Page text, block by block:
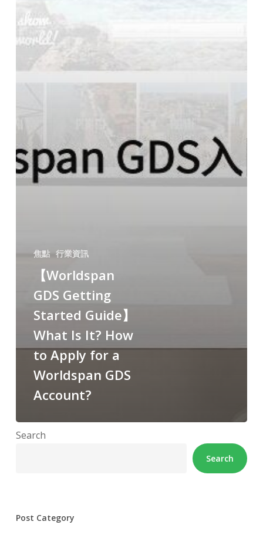
焦點 行業資訊
【Worldspan
GDS Getting
Started Guide】
What Is It? How
to Apply for a
Worldspan GDS
Account?
Search
Search
Post Category